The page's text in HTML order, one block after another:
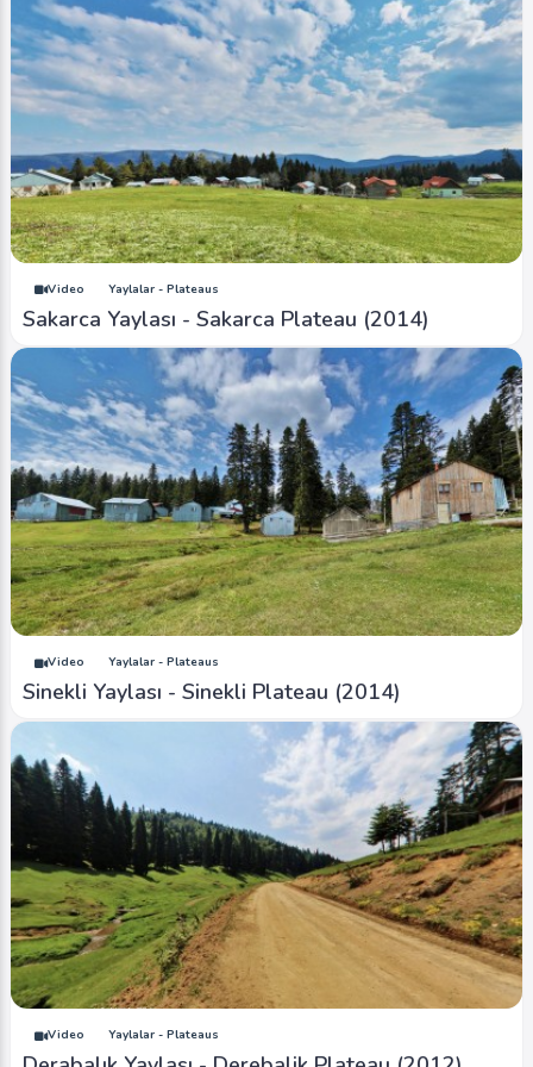
Video Yaylalar - Plateaus
Sakarca Yaylası - Sakarca Plateau (2014)
Video Yaylalar - Plateaus
Sinekli Yaylası - Sinekli Plateau (2014)
Video Yaylalar - Plateaus